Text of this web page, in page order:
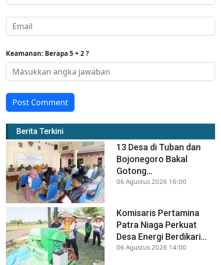
Keamanan: Berapa 5 + 2 ?
Post Comment
Berita Terkini
13 Desa di Tuban dan
Bojonegoro Bakal
Gotong...
06 Agustus 2026 16:00
Komisaris Pertamina
Patra Niaga Perkuat
Desa Energi Berdikari...
06 Agustus 2026 14:00